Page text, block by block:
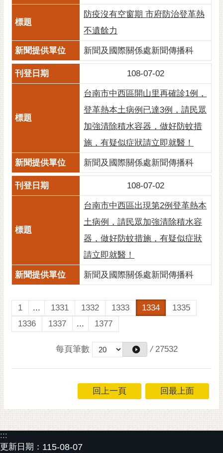
防疫沒有空窗期 市府防治登革熱
不遺餘力
新聞及國際關係處新聞傳播科
108-07-02
台南市中西區開山里再確診1例，
登革熱本土病例已達3例，請民眾
加強清除積水容器，做好防蚊措
施，有疑似症狀請立即就醫！
新聞及國際關係處新聞傳播科
108-07-02
台南市中西區出現第2例登革熱本
土病例，請民眾加強清除積水容
器，做好防蚊措施，有疑似症狀
請立即就醫！
新聞及國際關係處新聞傳播科
1 ... 1331 1332 1333 1334
1335
1336
1337 ... 1377
每頁筆數 / 27532
回上一頁 回最上面
:::
更新日期： 115-08-07